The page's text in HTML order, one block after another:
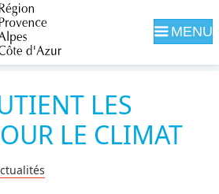
LES
LE CLIMAT